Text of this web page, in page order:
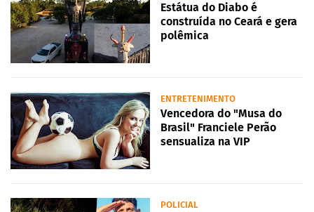
Estátua do Diabo é
construída no Ceará e gera
polêmica
ENTRETENIMENTO
Vencedora do "Musa do
Brasil" Franciele Perão
sensualiza na VIP
POLICIAL